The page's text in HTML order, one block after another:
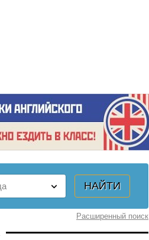
Расширенный поиск